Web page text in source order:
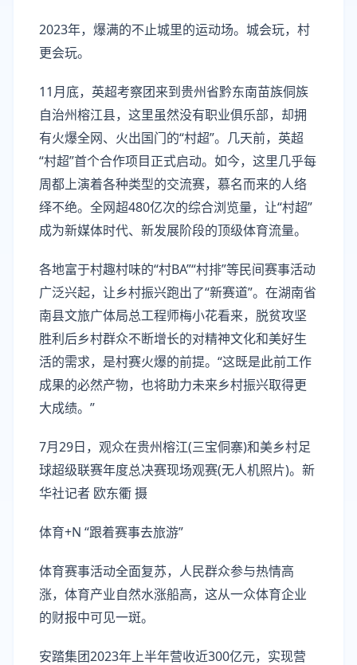
2023年，爆满的不止城里的运动场。城会玩，村
更会玩。
11月底，英超考察团来到贵州省黔东南苗族侗族
自治州榕江县，这里虽然没有职业俱乐部，却拥
有火爆全网、火出国门的“村超”。几天前，英超
“村超”首个合作项目正式启动。如今，这里几乎每
周都上演着各种类型的交流赛，慕名而来的人络
绎不绝。全网超480亿次的综合浏览量，让“村超”
成为新媒体时代、新发展阶段的顶级体育流量。
各地富于村趣村味的“村BA”“村排”等民间赛事活动
广泛兴起，让乡村振兴跑出了“新赛道”。在湖南省
南县文旅广体局总工程师梅小花看来，脱贫攻坚
胜利后乡村群众不断增长的对精神文化和美好生
活的需求，是村赛火爆的前提。“这既是此前工作
成果的必然产物，也将助力未来乡村振兴取得更
大成绩。”
7月29日，观众在贵州榕江(三宝侗寨)和美乡村足
球超级联赛年度总决赛现场观赛(无人机照片)。新
华社记者 欧东衢 摄
体育+N “跟着赛事去旅游”
体育赛事活动全面复苏，人民群众参与热情高
涨，体育产业自然水涨船高，这从一众体育企业
的财报中可见一斑。
安踏集团2023年上半年营收近300亿元，实现营